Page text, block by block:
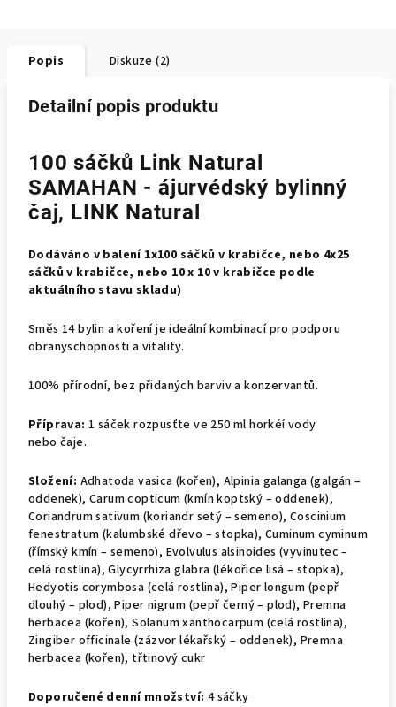
Popis Diskuze (2)
Detailní popis produktu
100 sáčků Link Natural
SAMAHAN - ájurvédský bylinný
čaj, LINK Natural
Dodáváno v balení 1x100 sáčků v krabičce, nebo 4x25
sáčků v krabičce, nebo 10 x 10 v krabičce podle
aktuálního stavu skladu)
Směs 14 bylin a koření je ideální kombinací pro podporu
obranyschopnosti a vitality.
100% přírodní, bez přidaných barviv a konzervantů.
Příprava: 1 sáček rozpusťte ve 250 ml horkéí vody
nebo čaje.
Složení: Adhatoda vasica (kořen), Alpinia galanga (galgán –
oddenek), Carum copticum (kmín koptský – oddenek),
Coriandrum sativum (koriandr setý – semeno), Coscinium
fenestratum (kalumbské dřevo – stopka), Cuminum cyminum
(římský kmín – semeno), Evolvulus alsinoides (vyvinutec –
celá rostlina), Glycyrrhiza glabra (lékořice lisá – stopka),
Hedyotis corymbosa (celá rostlina), Piper longum (pepř
dlouhý – plod), Piper nigrum (pepř černý – plod), Premna
herbacea (kořen), Solanum xanthocarpum (celá rostlina),
Zingiber officinale (zázvor lékařský – oddenek), Premna
herbacea (kořen), třtinový cukr
Doporučené denní množství: 4 sáčky